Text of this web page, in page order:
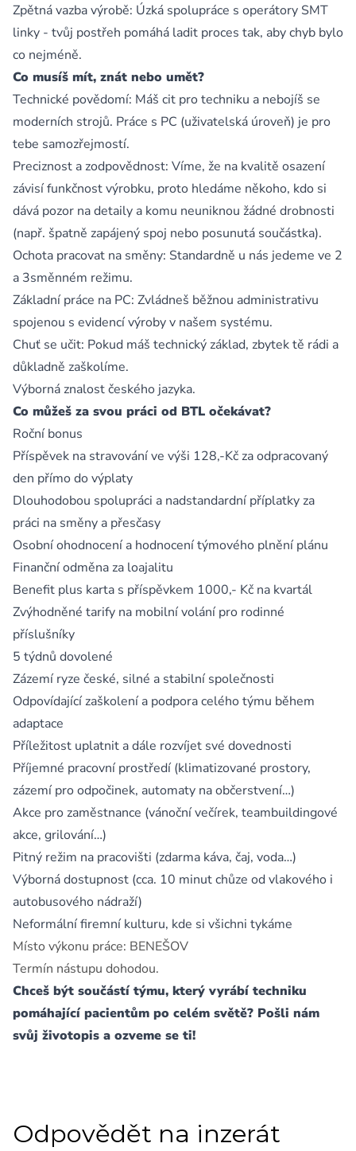
Zpětná vazba výrobě: Úzká spolupráce s operátory SMT
linky - tvůj postřeh pomáhá ladit proces tak, aby chyb bylo
co nejméně.
Co musíš mít, znát nebo umět?
Technické povědomí: Máš cit pro techniku a nebojíš se
moderních strojů. Práce s PC (uživatelská úroveň) je pro
tebe samozřejmostí.
Preciznost a zodpovědnost: Víme, že na kvalitě osazení
závisí funkčnost výrobku, proto hledáme někoho, kdo si
dává pozor na detaily a komu neuniknou žádné drobnosti
(např. špatně zapájený spoj nebo posunutá součástka).
Ochota pracovat na směny: Standardně u nás jedeme ve 2
a 3směnném režimu.
Základní práce na PC: Zvládneš běžnou administrativu
spojenou s evidencí výroby v našem systému.
Chuť se učit: Pokud máš technický základ, zbytek tě rádi a
důkladně zaškolíme.
Výborná znalost českého jazyka.
Co můžeš za svou práci od BTL očekávat?
Roční bonus
Příspěvek na stravování ve výši 128,-Kč za odpracovaný
den přímo do výplaty
Dlouhodobou spolupráci a nadstandardní příplatky za
práci na směny a přesčasy
Osobní ohodnocení a hodnocení týmového plnění plánu
Finanční odměna za loajalitu
Benefit plus karta s příspěvkem 1000,- Kč na kvartál
Zvýhodněné tarify na mobilní volání pro rodinné
příslušníky
5 týdnů dovolené
Zázemí ryze české, silné a stabilní společnosti
Odpovídající zaškolení a podpora celého týmu během
adaptace
Příležitost uplatnit a dále rozvíjet své dovednosti
Příjemné pracovní prostředí (klimatizované prostory,
zázemí pro odpočinek, automaty na občerstvení…)
Akce pro zaměstnance (vánoční večírek, teambuildingové
akce, grilování…)
Pitný režim na pracovišti (zdarma káva, čaj, voda…)
Výborná dostupnost (cca. 10 minut chůze od vlakového i
autobusového nádraží)
Neformální firemní kulturu, kde si všichni tykáme
Místo výkonu práce: BENEŠOV
Termín nástupu dohodou.
Chceš být součástí týmu, který vyrábí techniku
pomáhající pacientům po celém světě? Pošli nám
svůj životopis a ozveme se ti!